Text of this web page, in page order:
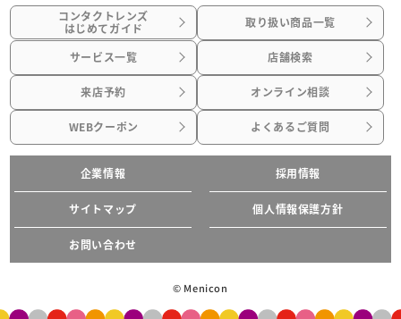
コンタクトレンズ
はじめてガイド 取り扱い商品一覧
サービス一覧 店舗検索
来店予約 オンライン相談
WEBクーポン よくあるご質問
企業情報 採用情報
サイトマップ 個人情報保護方針
お問い合わせ
© Menicon